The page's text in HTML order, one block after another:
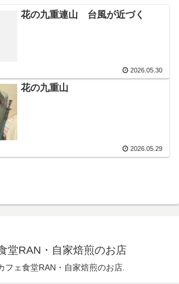
花の九重連山 台風が近づく
2026.05.30
花の九重山
2026.05.29
堂RAN・自家焙煎のお店
フェ食堂RAN・自家焙煎のお店.